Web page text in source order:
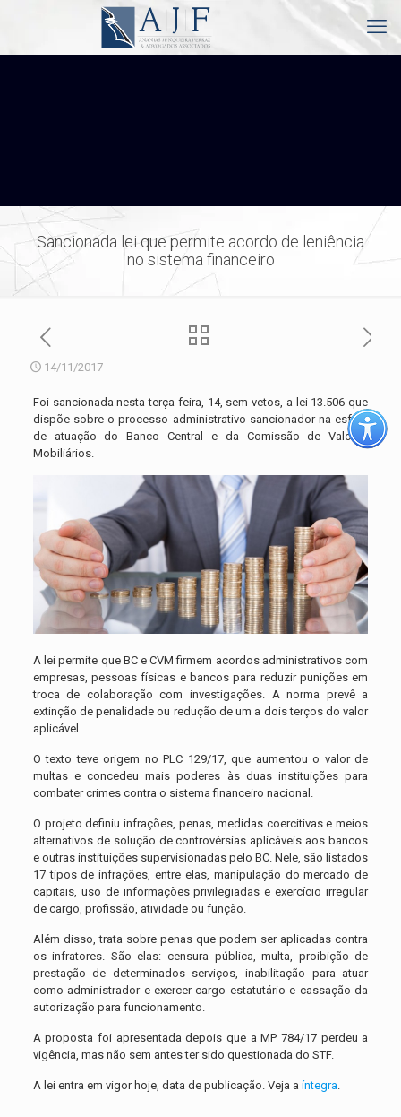
Sancionada lei que permite acordo de leniência
no sistema financeiro
14/11/2017
Foi sancionada nesta terça-feira, 14, sem vetos, a lei 13.506 que
dispõe sobre o processo administrativo sancionador na esfera
de atuação do Banco Central e da Comissão de Valores
Mobiliários.
A lei permite que BC e CVM firmem acordos administrativos com
empresas, pessoas físicas e bancos para reduzir punições em
troca de colaboração com investigações. A norma prevê a
extinção de penalidade ou redução de um a dois terços do valor
aplicável.
O texto teve origem no PLC 129/17, que aumentou o valor de
multas e concedeu mais poderes às duas instituições para
combater crimes contra o sistema financeiro nacional.
O projeto definiu infrações, penas, medidas coercitivas e meios
alternativos de solução de controvérsias aplicáveis aos bancos
e outras instituições supervisionadas pelo BC. Nele, são listados
17 tipos de infrações, entre elas, manipulação do mercado de
capitais, uso de informações privilegiadas e exercício irregular
de cargo, profissão, atividade ou função.
Além disso, trata sobre penas que podem ser aplicadas contra
os infratores. São elas: censura pública, multa, proibição de
prestação de determinados serviços, inabilitação para atuar
como administrador e exercer cargo estatutário e cassação da
autorização para funcionamento.
A proposta foi apresentada depois que a MP 784/17 perdeu a
vigência, mas não sem antes ter sido questionada do STF.
A lei entra em vigor hoje, data de publicação. Veja a íntegra